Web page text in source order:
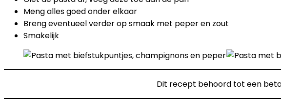
Meng alles goed onder elkaar
Breng eventueel verder op smaak met peper en zout
Smakelijk
Dit recept behoord tot een